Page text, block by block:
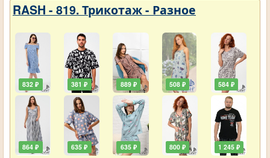
RASH - 819. Трикотаж - Разное
832 ₽
864 ₽
381 ₽
635 ₽
889 ₽
635 ₽
508 ₽
800 ₽
584 ₽
1 245 ₽